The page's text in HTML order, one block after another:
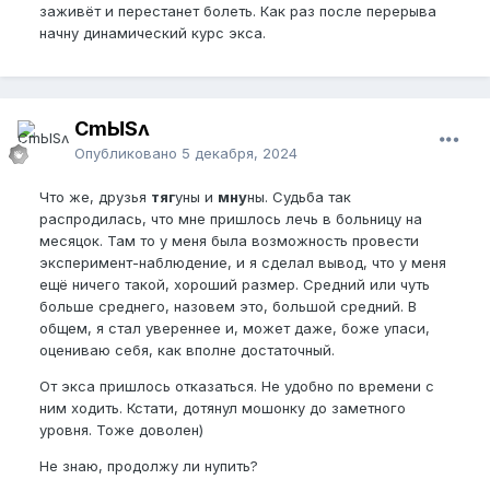
заживёт и перестанет болеть. Как раз после перерыва
начну динамический курс экса.
CmЫSʌ
Опубликовано 5 декабря, 2024
Что же, друзья тягуны и мнуны. Судьба так
распродилась, что мне пришлось лечь в больницу на
месяцок. Там то у меня была возможность провести
эксперимент-наблюдение, и я сделал вывод, что у меня
ещё ничего такой, хороший размер. Средний или чуть
больше среднего, назовем это, большой средний. В
общем, я стал увереннее и, может даже, боже упаси,
оцениваю себя, как вполне достаточный.
От экса пришлось отказаться. Не удобно по времени с
ним ходить. Кстати, дотянул мошонку до заметного
уровня. Тоже доволен)
Не знаю, продолжу ли нупить?